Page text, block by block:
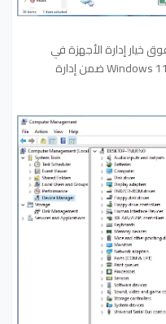
خيار إدارة الأجهزة في
اللوحة اليمنى لفتح Windows 11 Device Manager ضمن إدارة